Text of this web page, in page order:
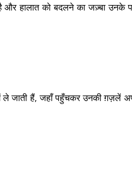
और हालात को बदलने का जज़्बा
ले जाती हैं, जहाँ पहुँचकर उनकी ग़ज़लें